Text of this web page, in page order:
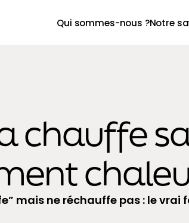
Qui sommes-nous ?Notre
chauffe
mais ne réchauffe pas : le